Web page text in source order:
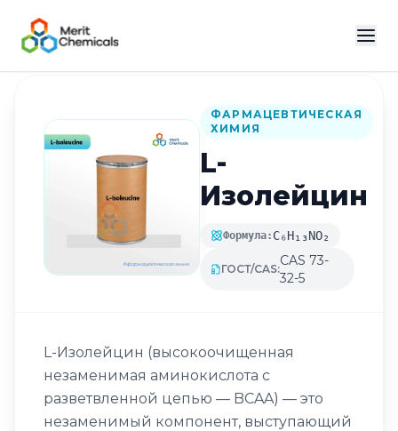
Назад в каталог
ФАРМАЦЕВТИЧЕСКАЯ
ХИМИЯ
L-
Изолейцин
Формула: C₆H₁₃NO₂
ГОСТ/CAS:
CAS 73-
32-5
L-Изолейцин (высокоочищенная
незаменимая аминокислота с
разветвленной цепью — BCAA) — это
незаменимый компонент, выступающий